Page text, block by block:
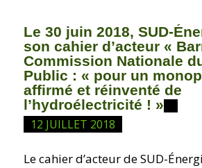
Le 30 juin 2018, SUD-
son cahier d’acteur «
Commission Nationale
Public : « pour un
affirmé et réinventé de
l’hydroélectricité ! »
12 JUILLET 2018
Le cahier d’acteur de SUD-